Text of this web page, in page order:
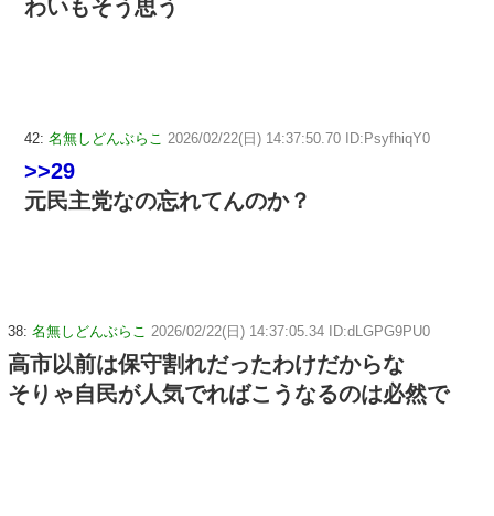
わいもそう思う
42: 名無しどんぶらこ 2026/02/22(日) 14:37:50.70 ID:PsyfhiqY0
>>29
元民主党なの忘れてんのか？
38: 名無しどんぶらこ 2026/02/22(日) 14:37:05.34 ID:dLGPG9PU0
高市以前は保守割れだったわけだからな
そりゃ自民が人気でればこうなるのは必然で